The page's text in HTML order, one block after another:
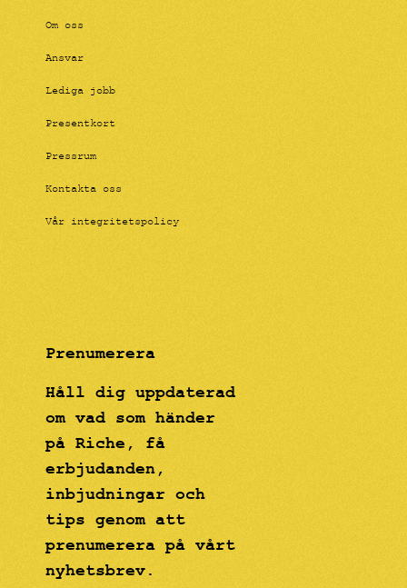
Om oss
Ansvar
Lediga jobb
Presentkort
Pressrum
Kontakta oss
Vår integritetspolicy
Prenumerera
Håll dig uppdaterad
om vad som händer
på Riche, få
erbjudanden,
inbjudningar och
tips genom att
prenumerera på vårt
nyhetsbrev.